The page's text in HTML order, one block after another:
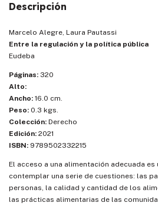
Descripción
Marcelo Alegre, Laura Pautassi
Entre la regulación y la política pública
Eudeba
Páginas: 320
Alto:
Ancho: 16.0 cm.
Peso: 0.3 kgs.
Colección: Derecho
Edición: 2021
ISBN: 9789502332215
El acceso a una alimentación adecuada
contemplar una serie de cuestiones: las
personas, la calidad y cantidad de los
las prácticas alimentarias de las